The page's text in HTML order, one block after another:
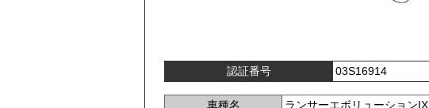
認証番号 03S16914
車種名
ランサーエボリューションIX